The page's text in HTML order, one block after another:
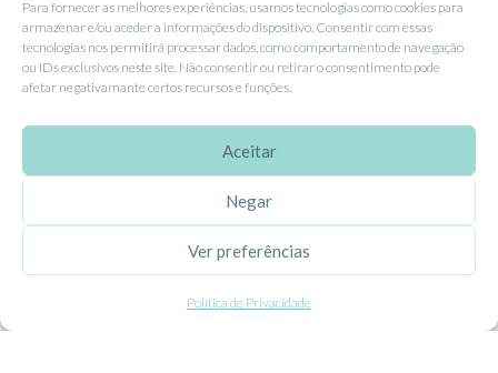
Para fornecer as melhores experiências, usamos tecnologias como cookies para
armazenar e/ou aceder a informações do dispositivo. Consentir com essas
tecnologias nos permitirá processar dados, como comportamento de navegação
ou IDs exclusivos neste site. Não consentir ou retirar o consentimento pode
afetar negativamante certos recursos e funções.
Aceitar
Negar
Ver preferências
Política de Privacidade
Tel: (351) 234095278 Custo de Chamada para Rede Fixa Nacional
Email: info@ehgoom.com
Rua José Afonso, Nº 50, 3800-438 Aveiro, Portugal
Sobre Nós
Propriedade Intelectual
Colaboração com Bloggers